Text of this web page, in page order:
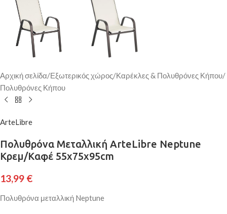
Αρχική σελίδα/Εξωτερικός χώρος/Καρέκλες & Πολυθρόνες Κήπου/
Πολυθρόνες Κήπου
ArteLibre
Πολυθρόνα Μεταλλική ArteLibre Neptune
Κρεμ/Καφέ 55x75x95cm
13,99 €
Πολυθρόνα μεταλλική Neptune